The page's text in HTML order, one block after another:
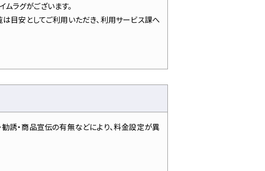
ラグがございます。
目安としてご利用いただき、利用サービス課へ
勧誘・商品宣伝の有無などにより、料金設定が異